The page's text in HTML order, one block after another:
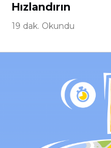
Hızlandırın
19 dak. Okundu